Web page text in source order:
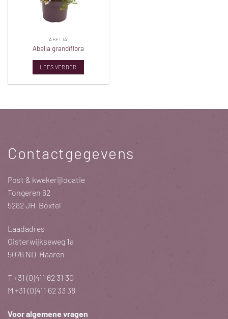
ABELIA
Abelia grandiflora
LEES VERDER
Contactgegevens
Post & kwekerijlocatie
Tongeren 62
5282 JH Boxtel
Laadadres
Oisterwijkseweg 1a
5076 ND Haaren
T+31 (0)411 62 31 30
M +31 (0)411 62 33 38
Voor algemene vragen